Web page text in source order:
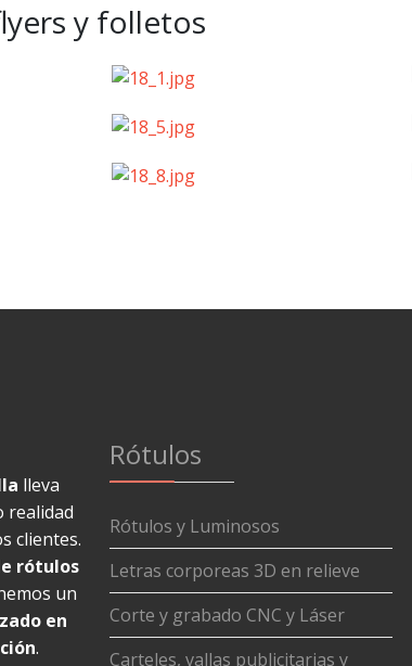
y folletos
lleva
realidad
clientes.
rótulos
un
en
.
Rótulos
Rótulos y Luminosos
Letras corporeas 3D en relieve
Corte y grabado CNC y Láser
Carteles, vallas publicitarias y